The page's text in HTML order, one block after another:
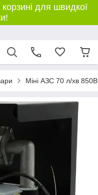
для швидкої
Міні АЗС 70 л/хв